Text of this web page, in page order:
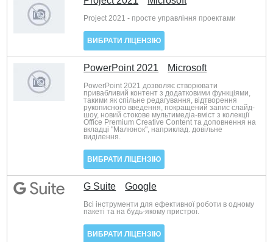
Project 2021 - просте управління проектами
ВИБРАТИ ЛІЦЕНЗІЮ
PowerPoint 2021 Microsoft
PowerPoint 2021 дозволяє створювати
привабливий контент з додатковими функціями,
такими як спільне редагування, відтворення
рукописного введення, покращений запис слайд-
шоу, новий стокове мультимедіа-вміст з колекції
Office Premium Creative Content та доповнення на
вкладці "Малюнок", наприклад. довільне
виділення.
ВИБРАТИ ЛІЦЕНЗІЮ
G Suite Google
Всі інструменти для ефективної роботи в одному
пакеті та на будь-якому пристрої.
ВИБРАТИ ЛІЦЕНЗІЮ